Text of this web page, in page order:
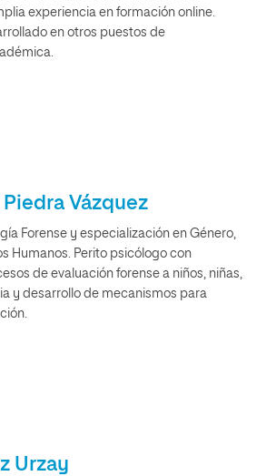
experiencia en formación online.
en otros puestos de
Piedra Vázquez
Forense y especialización en Género,
Humanos. Perito psicólogo con
de evaluación forense a niños, niñas,
y desarrollo de mecanismos para
Urzay